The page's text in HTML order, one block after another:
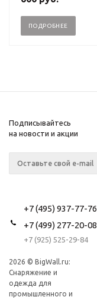
ПОДРОБНЕЕ
Подписывайтесь
на новости и акции
+7 (495) 937-77-76
+7 (499) 277-20-08
+7 (925) 525-29-84
2026 © BigWall.ru:
Снаряжение и
одежда для
промышленного и